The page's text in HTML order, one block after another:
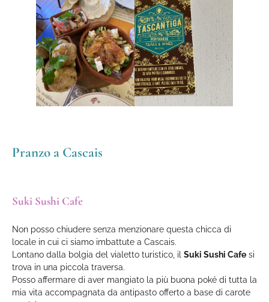
Pranzo a Cascais
Suki Sushi Cafe
Non posso chiudere senza menzionare questa chicca di
locale in cui ci siamo imbattute a Cascais.
Lontano dalla bolgia del vialetto turistico, il Suki Sushi Cafe si
trova in una piccola traversa.
Posso affermare di aver mangiato la più buona poké di tutta la
mia vita accompagnata da antipasto offerto a base di carote